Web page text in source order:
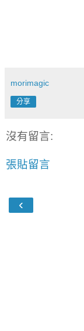
morimagic
分享
沒有留言:
張貼留言
‹